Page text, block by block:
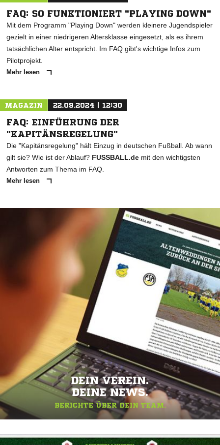
FAQ: SO FUNKTIONIERT "PLAYING DOWN"
Mit dem Programm "Playing Down" werden kleinere Jugendspieler
gezielt in einer niedrigeren Altersklasse eingesetzt, als es ihrem
tatsächlichen Alter entspricht. Im FAQ gibt's wichtige Infos zum
Pilotprojekt.
Mehr lesen
MAGAZIN 22.09.2024 | 12:30
FAQ: EINFÜHRUNG DER
"KAPITÄNSREGELUNG"
Die "Kapitänsregelung" hält Einzug in deutschen Fußball. Ab wann
gilt sie? Wie ist der Ablauf? FUSSBALL.de mit den wichtigsten
Antworten zum Thema im FAQ.
Mehr lesen
DEIN VEREIN.
DEINE NEWS.
BERICHTE ÜBER DEIN TEAM.